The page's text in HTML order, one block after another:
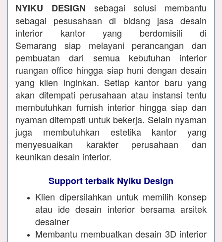
NYIKU DESIGN sebagai solusi membantu
sebagai pesusahaan di bidang jasa desain
interior kantor yang berdomisili di
Semarang siap melayani perancangan dan
pembuatan dari semua kebutuhan interior
ruangan office hingga siap huni dengan desain
yang klien inginkan. Setiap kantor baru yang
akan ditempati perusahaan atau instansi tentu
membutuhkan furnish interior hingga siap dan
nyaman ditempati untuk bekerja. Selain nyaman
juga membutuhkan estetika kantor yang
menyesuaikan karakter perusahaan dan
keunikan desain interior.
Support terbaik Nyiku Design
Klien dipersilahkan untuk memilih konsep
atau ide desain interior bersama arsitek
desainer
Membantu membuatkan desain 3D interior